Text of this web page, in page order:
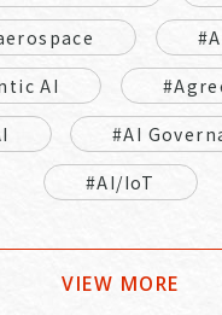
AI
#AI
#AI/IoT
VIEW MORE